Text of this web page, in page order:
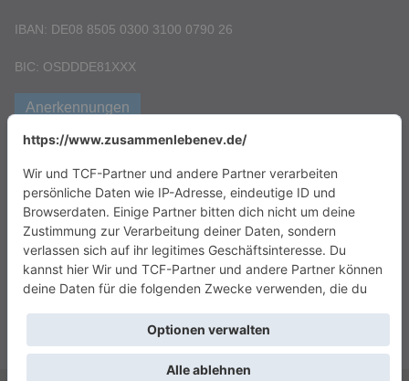
IBAN: DE08 8505 0300 3100 0790 26
BIC: OSDDDE81XXX
Anerkennungen